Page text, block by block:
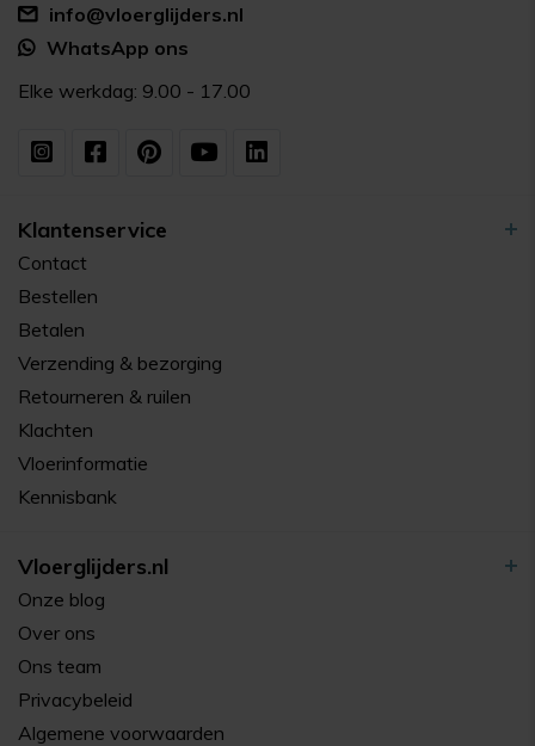
info@vloerglijders.nl
WhatsApp ons
Elke werkdag: 9.00 - 17.00
Klantenservice
Contact
Bestellen
Betalen
Verzending & bezorging
Retourneren & ruilen
Klachten
Vloerinformatie
Kennisbank
Vloerglijders.nl
Onze blog
Over ons
Ons team
Privacybeleid
Algemene voorwaarden